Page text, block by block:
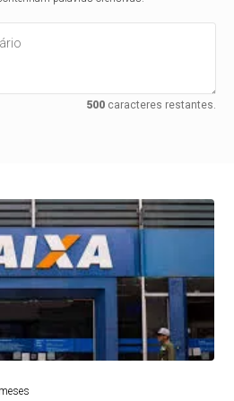
500caracteres restantes.